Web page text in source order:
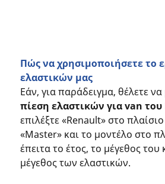
Πώς να χρησιμοποιήσετε το
ελαστικών μας
Εάν, για παράδειγμα, θέλετε
πίεση ελαστικών για van
επιλέξτε «Renault» στο
«Master» και το μοντέλο στο
έπειτα το έτος, το μέγεθος του
μέγεθος των ελαστικών.